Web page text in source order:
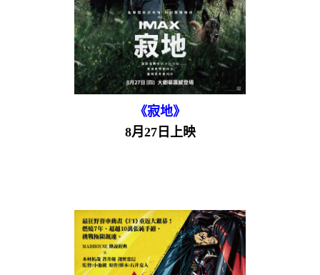
《寂地》
8月27日上映